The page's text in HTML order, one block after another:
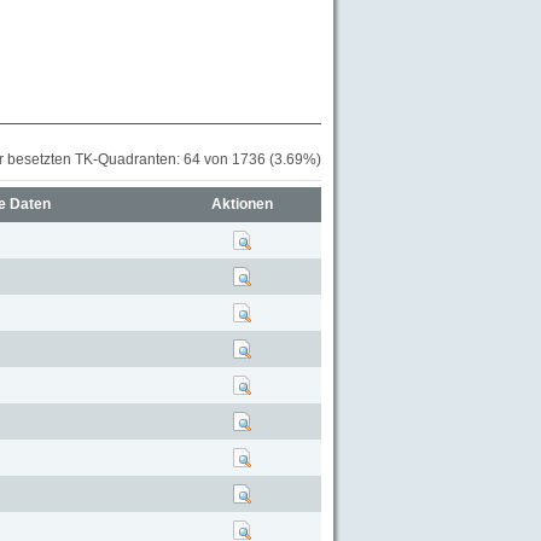
besetzten TK-Quadranten: 64 von 1736 (3.69%)
Daten Aktionen